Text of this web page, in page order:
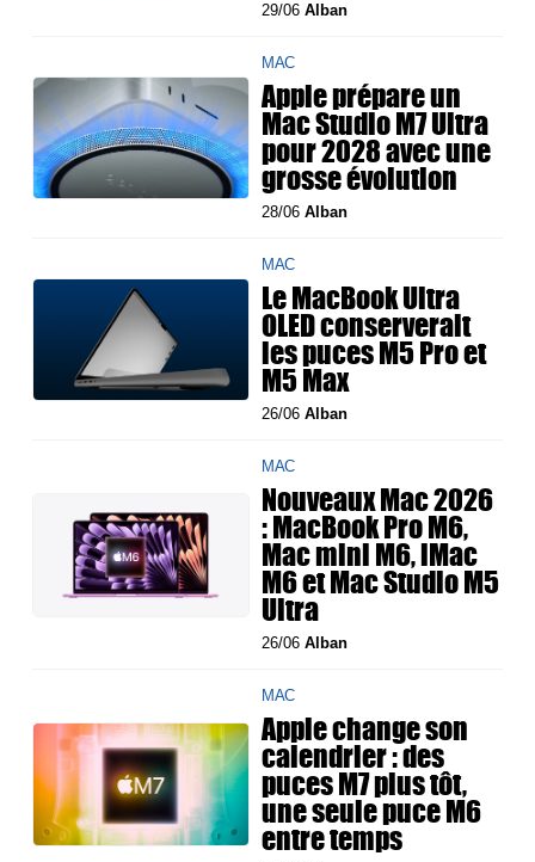
29/06Alban
MAC
Apple prépare un
Mac Studio M7 Ultra
pour 2028 avec une
grosse évolution
28/06Alban
MAC
Le MacBook Ultra
OLED conserverait
les puces M5 Pro et
M5 Max
26/06Alban
MAC
Nouveaux Mac 2026
: MacBook Pro M6,
Mac mini M6, iMac
M6 et Mac Studio M5
Ultra
26/06Alban
MAC
Apple change son
calendrier : des
puces M7 plus tôt,
une seule puce M6
entre temps